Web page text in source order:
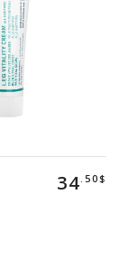
34.50$